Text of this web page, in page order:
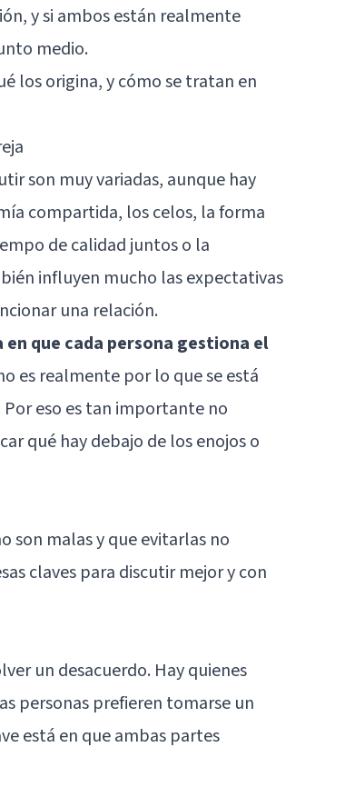
y si ambos están realmente
medio.
los origina, y cómo se tratan en
son muy variadas, aunque hay
compartida, los celos, la forma
de calidad juntos o la
influyen mucho las expectativas
una relación.
en que cada persona gestiona el
es realmente por lo que se está
eso es tan importante no
qué hay debajo de los enojos o
son malas y que evitarlas no
claves para discutir mejor y con
un desacuerdo. Hay quienes
personas prefieren tomarse un
está en que ambas partes